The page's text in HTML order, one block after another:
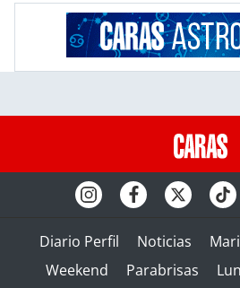
Diario Perfil Noticias
Weekend
Parabrisas